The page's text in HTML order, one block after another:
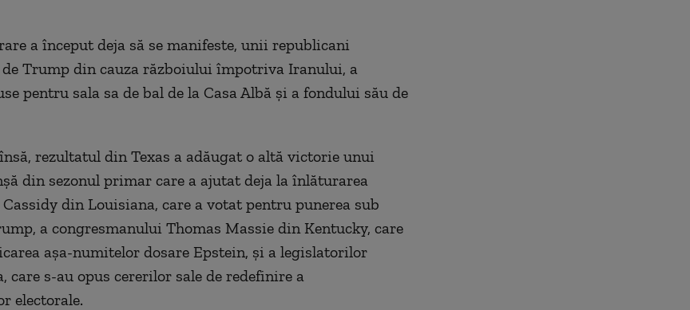
a început deja să se manifeste, unii republicani
Trump din cauza războiului împotriva Iranului, a
pentru sala sa de bal de la Casa Albă şi a fondului său de
rezultatul din Texas a adăugat o altă victorie unui
din sezonul primar care a ajutat deja la înlăturarea
din Louisiana, care a votat pentru punerea sub
a congresmanului Thomas Massie din Kentucky, care
aşa-numitelor dosare Epstein, şi a legislatorilor
care s-au opus cererilor sale de redefinire a
electorale.